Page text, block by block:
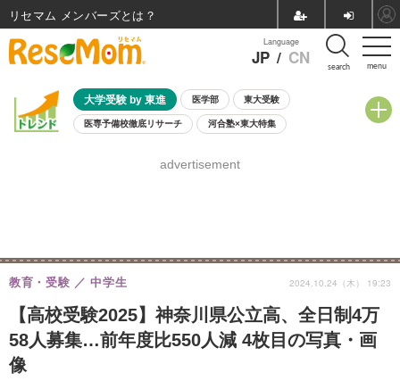
menu
Language
JP / CN search
大学受験 by 東進 医学部 東大受験
医専予備校徹底リサーチ 河合塾×東大特集
8月開催学校説明会・相談会
advertisement
【高校受験2025】神奈川県公立高、全日制4万
58人募集…前年度比550人減 4枚目の写真・画
像
教育・受験 中学生 2024.10.24（木） 19:23
リセマム メンバーズ